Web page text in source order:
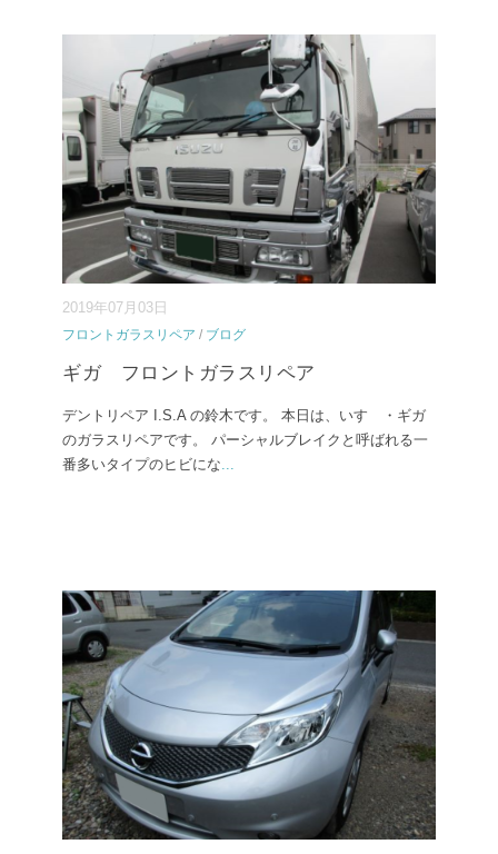
2019年07月03日
フロントガラスリペア / ブログ
ギガ フロントガラスリペア
デントリペア I.S.A の鈴木です。 本日は、いすゞ・ギガ
のガラスリペアです。 パーシャルブレイクと呼ばれる一
番多いタイプのヒビにな...